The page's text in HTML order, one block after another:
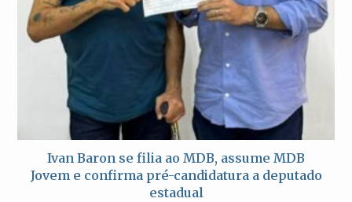
Ivan Baron se filia ao MDB, assume MDB
Jovem e confirma pré-candidatura a deputado
estadual